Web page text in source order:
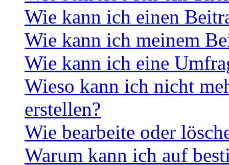
Wie kann ich einen
Wie kann ich meinem
Wie kann ich eine
Wieso kann ich nicht
erstellen?
Wie bearbeite oder
Warum kann ich auf